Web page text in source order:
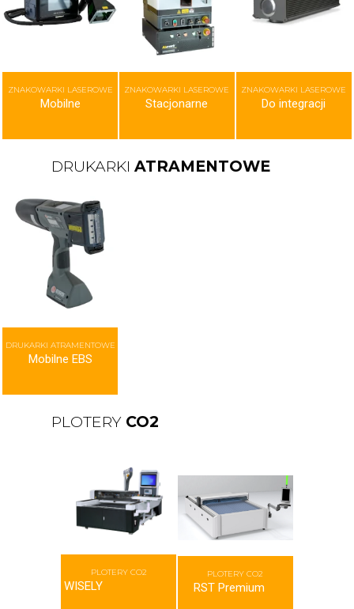
ZNAKOWARKI LASEROWE
Mobilne
ZNAKOWARKI LASEROWE
Stacjonarne
ZNAKOWARKI LASEROWE
Do integracji
DRUKARKI ATRAMENTOWE
DRUKARKI ATRAMENTOWE
Mobilne EBS
PLOTERY CO2
PLOTERY CO2
WISELY
PLOTERY CO2
RST Premium